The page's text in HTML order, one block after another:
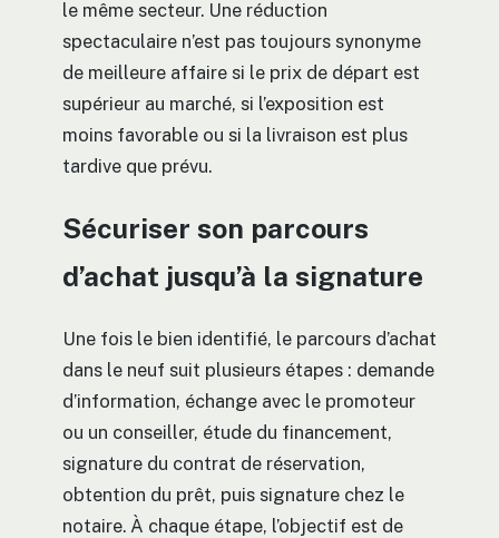
le même secteur. Une réduction
spectaculaire n’est pas toujours synonyme
de meilleure affaire si le prix de départ est
supérieur au marché, si l’exposition est
moins favorable ou si la livraison est plus
tardive que prévu.
Sécuriser son parcours
d’achat jusqu’à la signature
Une fois le bien identifié, le parcours d’achat
dans le neuf suit plusieurs étapes : demande
d’information, échange avec le promoteur
ou un conseiller, étude du financement,
signature du contrat de réservation,
obtention du prêt, puis signature chez le
notaire. À chaque étape, l’objectif est de